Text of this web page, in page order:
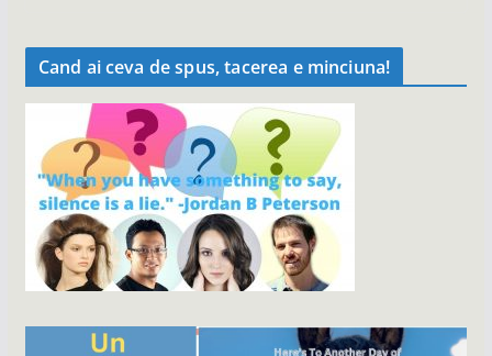
Cand ai ceva de spus, tacerea e minciuna!